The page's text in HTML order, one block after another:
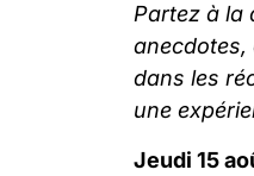
Partez à la
anecdotes,
dans les
une
Jeudi 15